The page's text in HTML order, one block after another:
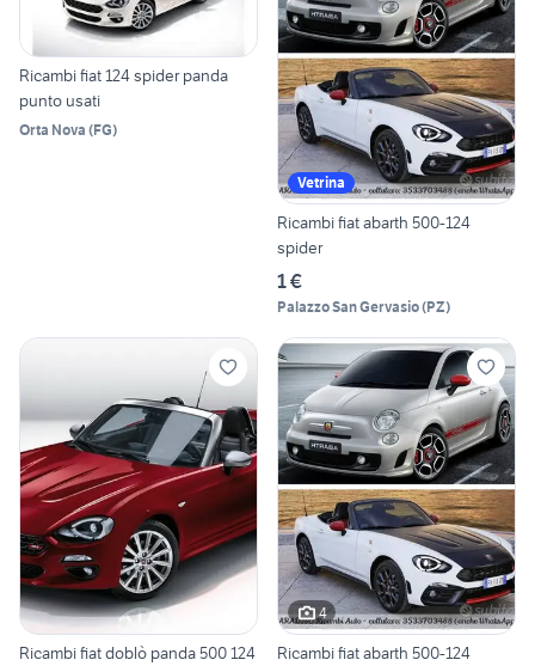
Ricambi fiat 124 spider panda
punto usati
Orta Nova (FG)
Vetrina
Ricambi fiat abarth 500-124
spider
1 €
Palazzo San Gervasio(PZ)
Ricambi fiat doblò panda 500 124
4
Ricambi fiat abarth 500-124